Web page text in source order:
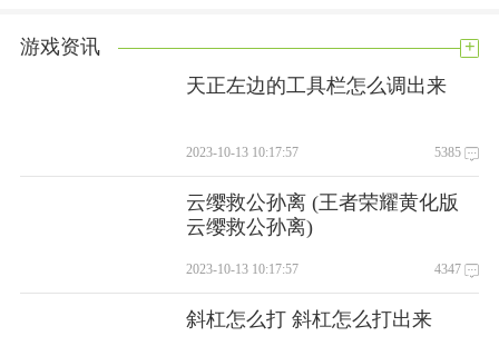
游戏资讯 +
天正左边的工具栏怎么调出来
2023-10-13 10:17:57 5385
云缨救公孙离 (王者荣耀黄化版
云缨救公孙离)
2023-10-13 10:17:57 4347
斜杠怎么打 斜杠怎么打出来